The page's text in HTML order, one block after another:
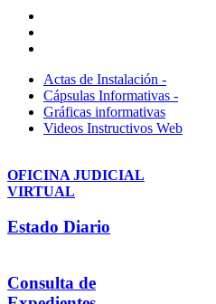
Actas de Instalación -
Cápsulas Informativas -
Gráficas informativas
Videos Instructivos Web
OFICINA JUDICIAL
VIRTUAL
Estado Diario
Consulta de